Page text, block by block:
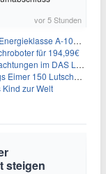
vor 5 Stunden
1400 U/Min für 289,97€
für 194,99€
inkl. HP + Wellness ab 174€ p.P.
Lutscher für 21,95€
zur Welt
steigen